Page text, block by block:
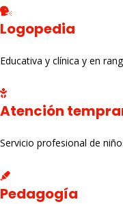
Logopedia
Educativa y clínica y en
Atención
Servicio profesional de
Pedagogía